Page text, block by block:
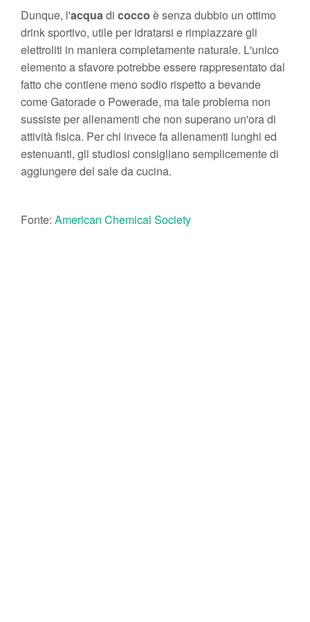
Dunque, l'acquadi cocco è senza dubbio un ottimo
drink sportivo, utile per idratarsi e rimpiazzare gli
elettroliti in maniera completamente naturale. L'unico
elemento a sfavore potrebbe essere rappresentato dal
fatto che contiene meno sodio rispetto a bevande
come Gatorade o Powerade, ma tale problema non
sussiste per allenamenti che non superano un'ora di
attività fisica. Per chi invece fa allenamenti lunghi ed
estenuanti, gli studiosi consigliano semplicemente di
aggiungere del sale da cucina.
Fonte: American Chemical Society